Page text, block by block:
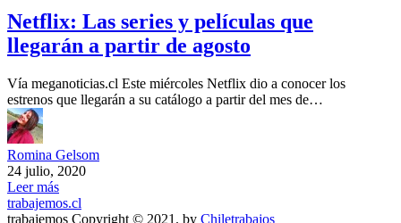
Netflix: Las series y películas que
llegarán a partir de agosto
Vía meganoticias.cl Este miércoles Netflix dio a conocer los
estrenos que llegarán a su catálogo a partir del mes de…
Romina Gelsom
24 julio, 2020
Leer más
trabajemos.cl
trabajemos Copyright © 2021. by Chiletrabajos